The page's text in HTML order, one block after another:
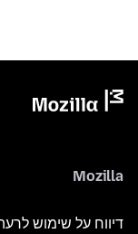
Mozilla
דיווח על שימוש